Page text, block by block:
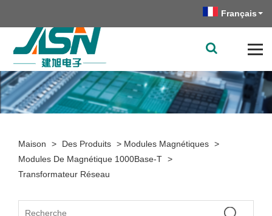
Français
Maison > Des Produits > Modules Magnétiques >
Modules De Magnétique 1000Base-T >
Transformateur Réseau